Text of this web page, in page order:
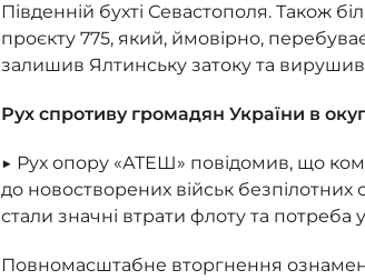
Південній бухті Севастополя. Також
проєкту 775, який, ймовірно,
залишив Ялтинську затоку та
Рух спротиву громадян України в
▶ Рух опору «АТЕШ» повідомив, що
до новостворених військ
стали значні втрати флоту та потреба
Повномасштабне вторгнення